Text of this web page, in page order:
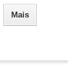
Mais